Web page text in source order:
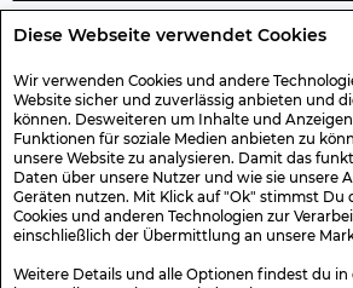
Diese Webseite verwendet Cookies
Wir verwenden Cookies und andere
Website sicher und zuverlässig anbieten und
können. Desweiteren um Inhalte und
Funktionen für soziale Medien anbieten zu
unsere Website zu analysieren. Damit das
Daten über unsere Nutzer und wie sie unsere
Geräten nutzen. Mit Klick auf "Ok" stimmst Du
Cookies und anderen Technologien zur
einschließlich der Übermittlung an unsere
Weitere Details und alle Optionen findest du in
Rechtliche Artikelinfos
Geschenk-Gutscheine
Versand & Rücksendung